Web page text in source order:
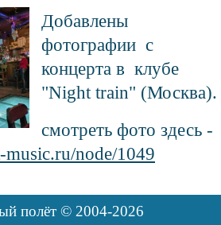
Добавлены
фотографии с
концерта в клубе
"Night train" (Москва).
смотреть фото здесь -
node/1049
полёт © 2004-2026